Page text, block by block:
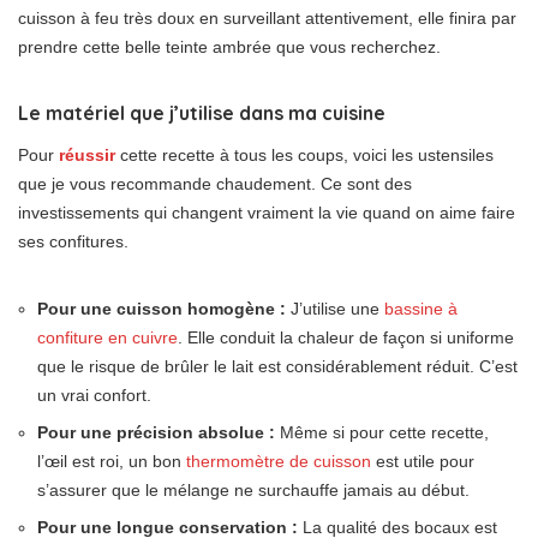
cuisson à feu très doux en surveillant attentivement, elle finira par
prendre cette belle teinte ambrée que vous recherchez.
Le matériel que j’utilise dans ma cuisine
Pour réussircette recette à tous les coups, voici les ustensiles
que je vous recommande chaudement. Ce sont des
investissements qui changent vraiment la vie quand on aime faire
ses confitures.
Pour une cuisson homogène : J’utilise une bassine à
confiture en cuivre . Elle conduit la chaleur de façon si uniforme
que le risque de brûler le lait est considérablement réduit. C’est
un vrai confort.
Pour une précision absolue : Même si pour cette recette,
l’œil est roi, un bon thermomètre de cuisson est utile pour
s’assurer que le mélange ne surchauffe jamais au début.
Pour une longue conservation : La qualité des bocaux est